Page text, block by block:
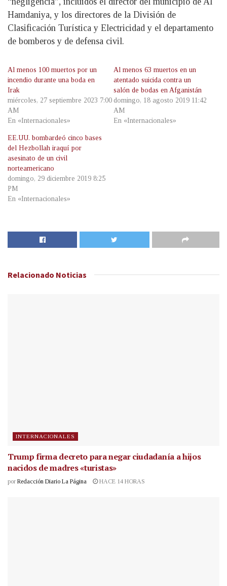
Hamdaniya, y los directores de la División de
Clasificación Turística y Electricidad y el departamento
de bomberos y de defensa civil.
Al menos 100 muertos por un
incendio durante una boda en
Irak
miércoles, 27 septiembre 2023 7:00
AM
En «Internacionales»
Al menos 63 muertos en un
atentado suicida contra un
salón de bodas en Afganistán
domingo, 18 agosto 2019 11:42
AM
En «Internacionales»
EE.UU. bombardeó cinco bases
del Hezbollah iraquí por
asesinato de un civil
norteamericano
domingo, 29 diciembre 2019 8:25
PM
En «Internacionales»
Relacionado Noticias
INTERNACIONALES
Trump firma decreto para negar ciudadanía a hijos
nacidos de madres «turistas»
por Redacción Diario La Página HACE 14 HORAS